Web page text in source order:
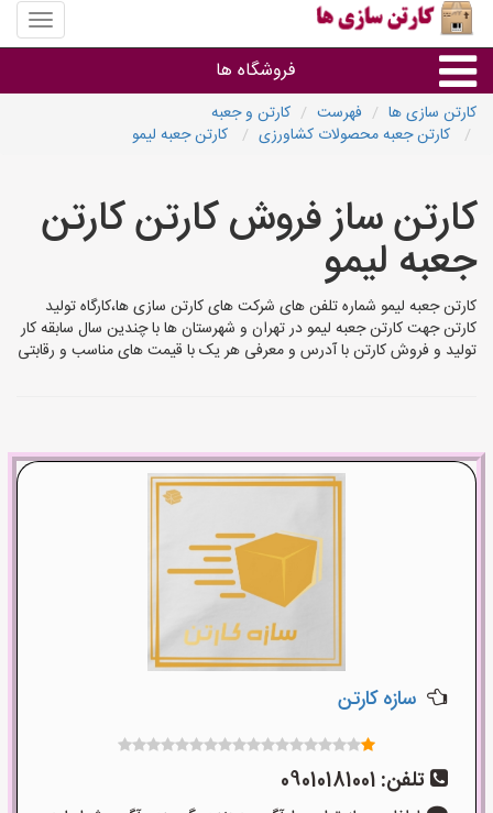
منوی
سایت
سازی
فروشگاه ها
کارتن جعبه
سایر گروه ها
فروشنده های کارتن جعبه
کارتن سازی ها فهرست
کارتن و جعبه
کارتن جعبه محصولات کشاورزی
کارتن جعبه لیمو
کارتن ساز فروش کارتن کارتن
جعبه لیمو
کارتن جعبه لیمو شماره تلفن های شرکت های کارتن سازی ها،کارگاه تولید
کارتن جهت کارتن جعبه لیمو در تهران و شهرستان ها با چندین سال سابقه کار
تولید و فروش کارتن با آدرس و معرفی هر یک با قیمت های مناسب و رقابتی
سازه کارتن
تلفن: 09010181001